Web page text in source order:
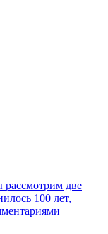
рассмотрим две
100 лет,